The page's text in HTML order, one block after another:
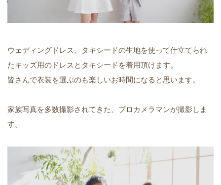
ウェディングドレス、タキシードの生地を使って仕立てられ
たキッズ用のドレスとタキシードを着用頂けます。
皆さんで衣装を選ぶのも楽しいお時間になると思います。
家族写真を多数撮影されてきた、プロカメラマンが撮影しま
す。